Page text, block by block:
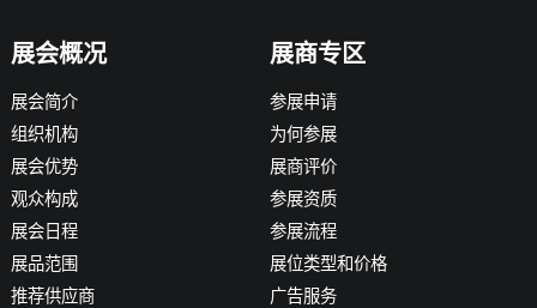
展会概况
展会简介
组织机构
展会优势
观众构成
展会日程
展品范围
推荐供应商
展商专区
参展申请
为何参展
展商评价
参展资质
参展流程
展位类型和价格
广告服务